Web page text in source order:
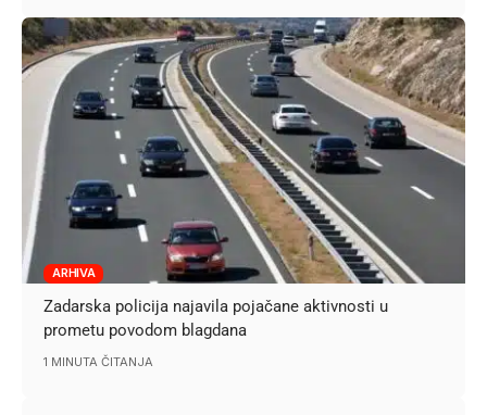
ARHIVA
Zadarska policija najavila pojačane aktivnosti u
prometu povodom blagdana
1 MINUTA ČITANJA